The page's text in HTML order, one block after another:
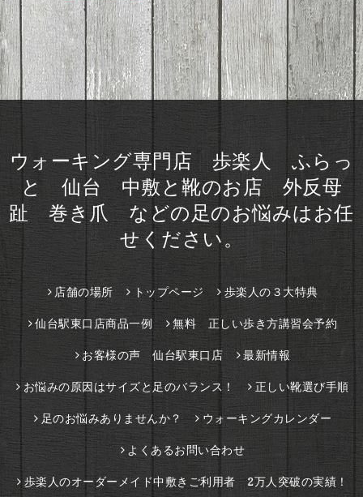
ウォーキング専門店 歩楽人 ふらっ
と 仙台 中敷と靴のお店 外反母
趾 巻き爪 などの足のお悩みはお任
せください。
店舗の場所 トップページ 歩楽人の３大特典
仙台駅東口店商品一例 無料 正しい歩き方講習会予約
お客様の声 仙台駅東口店 最新情報
お悩みの原因はサイズと足のバランス！ 正しい靴選び手順
足のお悩みありませんか？ ウォーキングカレンダー
よくあるお問い合わせ
歩楽人のオーダーメイド中敷きご利用者 2万人突破の実績！